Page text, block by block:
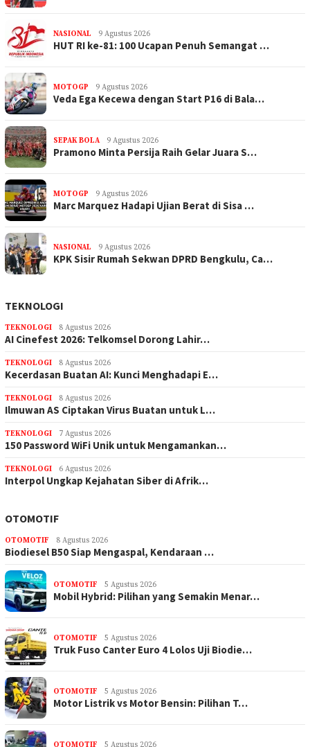
NASIONAL 9 Agustus 2026
HUT RI ke-81: 100 Ucapan Penuh Semangat …
MOTOGP 9 Agustus 2026
Veda Ega Kecewa dengan Start P16 di Bala…
SEPAK BOLA 9 Agustus 2026
Pramono Minta Persija Raih Gelar Juara S…
MOTOGP 9 Agustus 2026
Marc Marquez Hadapi Ujian Berat di Sisa …
NASIONAL 9 Agustus 2026
KPK Sisir Rumah Sekwan DPRD Bengkulu, Ca…
TEKNOLOGI
TEKNOLOGI 8 Agustus 2026
AI Cinefest 2026: Telkomsel Dorong Lahir…
TEKNOLOGI 8 Agustus 2026
Kecerdasan Buatan AI: Kunci Menghadapi E…
TEKNOLOGI 8 Agustus 2026
Ilmuwan AS Ciptakan Virus Buatan untuk L…
TEKNOLOGI 7 Agustus 2026
150 Password WiFi Unik untuk Mengamankan…
TEKNOLOGI 6 Agustus 2026
Interpol Ungkap Kejahatan Siber di Afrik…
OTOMOTIF
OTOMOTIF 8 Agustus 2026
Biodiesel B50 Siap Mengaspal, Kendaraan …
OTOMOTIF 5 Agustus 2026
Mobil Hybrid: Pilihan yang Semakin Menar…
OTOMOTIF 5 Agustus 2026
Truk Fuso Canter Euro 4 Lolos Uji Biodie…
OTOMOTIF 5 Agustus 2026
Motor Listrik vs Motor Bensin: Pilihan T…